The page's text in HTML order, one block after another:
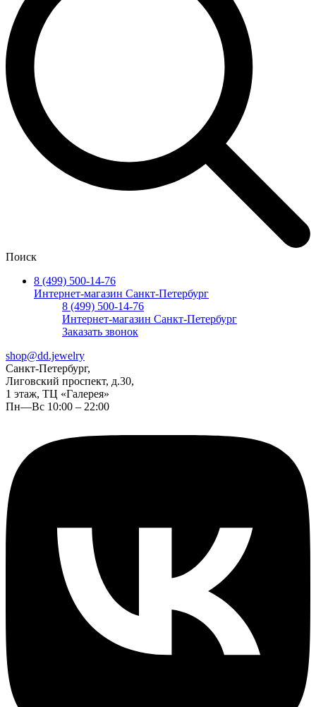
Поиск
8 (499) 500-14-76
Интернет-магазин Санкт-Петербург
8 (499) 500-14-76
Интернет-магазин Санкт-Петербург
Заказать звонок
shop@dd.jewelry
Санкт-Петербург,
Лиговский проспект, д.30,
1 этаж, ТЦ «Галерея»
Пн—Вс 10:00 – 22:00